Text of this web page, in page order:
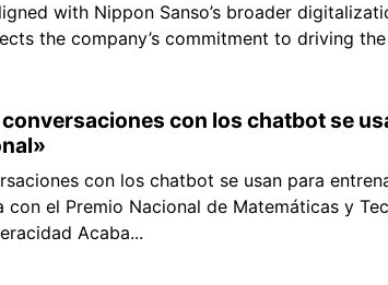
with Nippon Sanso’s broader
the company’s commitment to driving
con los chatbot se
con los chatbot se usan para
con el Premio Nacional de Matemáticas y
Acaba...